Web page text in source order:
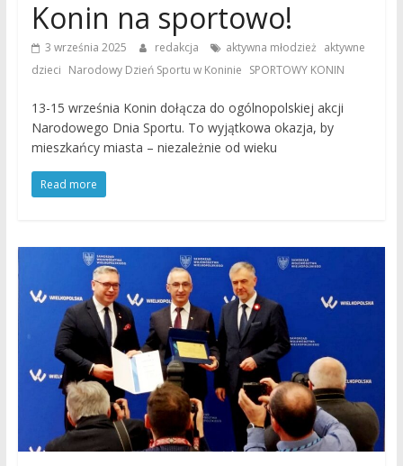
Konin na sportowo!
3 września 2025 redakcja aktywna młodzież aktywne
dzieci Narodowy Dzień Sportu w Koninie SPORTOWY KONIN
13-15 września Konin dołącza do ogólnopolskiej akcji
Narodowego Dnia Sportu. To wyjątkowa okazja, by
mieszkańcy miasta – niezależnie od wieku
Read more